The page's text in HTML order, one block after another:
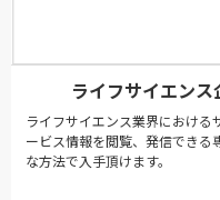
ライフサイエン
ライフサイエンス業界におけ
ービス情報を閲覧、発信できる
な方法で入手頂けます。